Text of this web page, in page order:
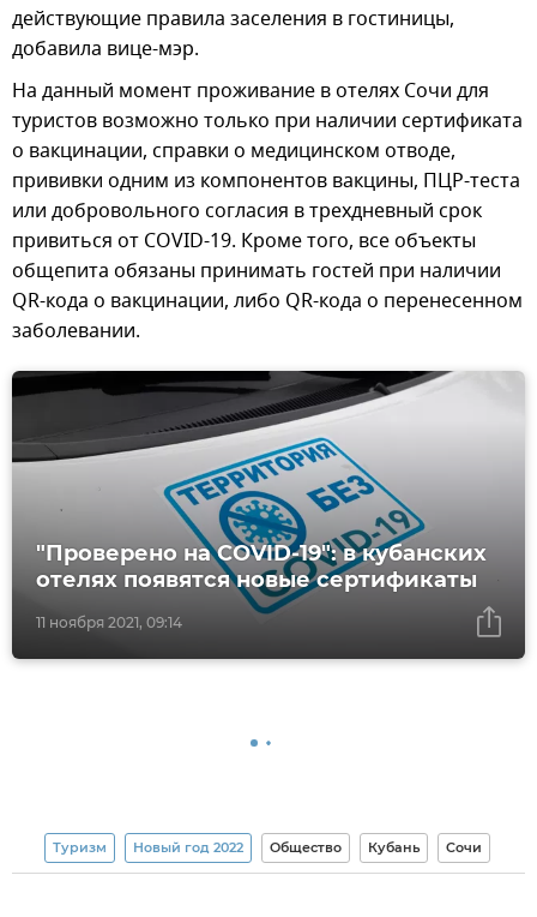
действующие правила заселения в гостиницы,
добавила вице-мэр.
На данный момент проживание в отелях Сочи для
туристов возможно только при наличии сертификата
о вакцинации, справки о медицинском отводе,
прививки одним из компонентов вакцины, ПЦР-теста
или добровольного согласия в трехдневный срок
привиться от COVID-19. Кроме того, все объекты
общепита обязаны принимать гостей при наличии
QR-кода о вакцинации, либо QR-кода о перенесенном
заболевании.
11 ноября 2021, 09:14
"Проверено на COVID-19": в кубанских
отелях появятся новые сертификаты
Туризм Новый год 2022 Общество Кубань Сочи